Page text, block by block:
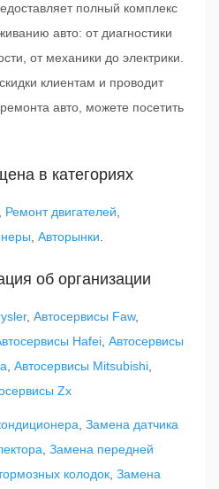
полный комплекс
авто: от диагностики
от механики до электрики.
клиентам и проводит
авто, можете посетить
в категориях
Ремонт двигателей
Авторынки
об организации
, Автосервисы Faw,
Hafei Автосервисы
Автосервисы Mitsubishi
Zx
Замена датчика
Замена передней
колодок Замена